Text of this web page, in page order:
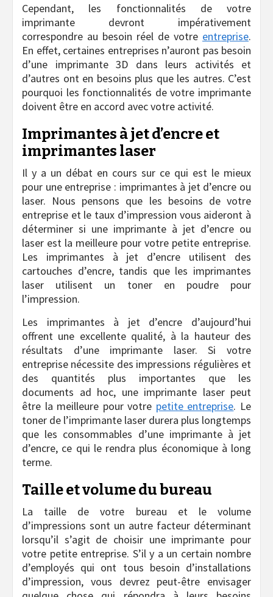
Cependant, les fonctionnalités de votre
imprimante devront impérativement
correspondre au besoin réel de votre entreprise.
En effet, certaines entreprises n’auront pas besoin
d’une imprimante 3D dans leurs activités et
d’autres ont en besoins plus que les autres. C’est
pourquoi les fonctionnalités de votre imprimante
doivent être en accord avec votre activité.
Imprimantes à jet d’encre et
imprimantes laser
Il y a un débat en cours sur ce qui est le mieux
pour une entreprise : imprimantes à jet d’encre ou
laser. Nous pensons que les besoins de votre
entreprise et le taux d’impression vous aideront à
déterminer si une imprimante à jet d’encre ou
laser est la meilleure pour votre petite entreprise.
Les imprimantes à jet d’encre utilisent des
cartouches d’encre, tandis que les imprimantes
laser utilisent un toner en poudre pour
l’impression.
Les imprimantes à jet d’encre d’aujourd’hui
offrent une excellente qualité, à la hauteur des
résultats d’une imprimante laser. Si votre
entreprise nécessite des impressions régulières et
des quantités plus importantes que les
documents ad hoc, une imprimante laser peut
être la meilleure pour votre petite entreprise. Le
toner de l’imprimante laser durera plus longtemps
que les consommables d’une imprimante à jet
d’encre, ce qui le rendra plus économique à long
terme.
Taille et volume du bureau
La taille de votre bureau et le volume
d’impressions sont un autre facteur déterminant
lorsqu’il s’agit de choisir une imprimante pour
votre petite entreprise. S’il y a un certain nombre
d’employés qui ont tous besoin d’installations
d’impression, vous devrez peut-être envisager